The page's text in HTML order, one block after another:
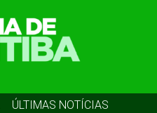
ÚLTIMAS NOTÍCIAS